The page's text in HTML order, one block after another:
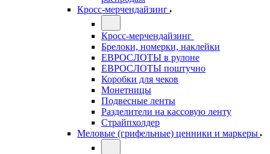
Кросс-мерчендайзинг
Кросс-мерчендайзинг
Брелоки, номерки, наклейки
ЕВРОСЛОТЫ в рулоне
ЕВРОСЛОТЫ поштучно
Коробки для чеков
Монетницы
Подвесные ленты
Разделители на кассовую ленту
Страйпхолдер
Меловые (грифельные) ценники и маркеры